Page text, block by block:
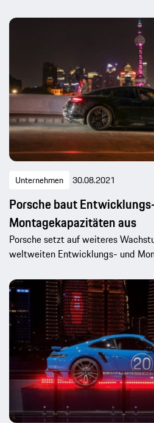
Unternehmen 30.08.2021
Porsche baut
Montagekapazitäten aus
Porsche setzt auf weiteres
weltweiten Entwicklungs- und